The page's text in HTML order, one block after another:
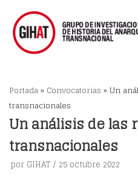
Saltar
al
Portada» Convocatorias »Un
transnacionales
Un análisis de las
transnacionales
por GIHAT 25 octubre 2022